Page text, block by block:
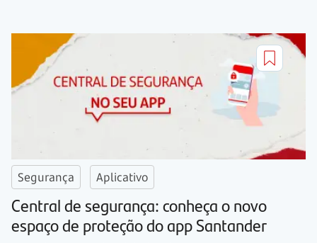
Segurança Aplicativo
Central de segurança: conheça o novo
espaço de proteção do app Santander